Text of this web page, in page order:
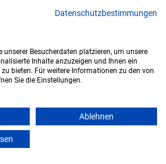
Duales Studium
Datenschutzbestimmungen
unserer Besucherdaten platzieren, um unsere
Inhalte anzuzeigen und Ihnen ein
bieten. Für weitere Informationen zu den von
Sie die Einstellungen.
Ablehnen